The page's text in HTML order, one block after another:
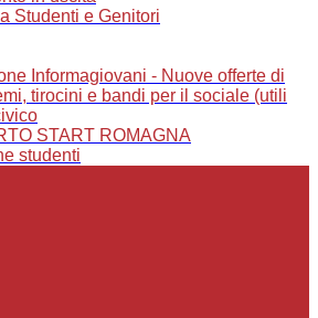
Studenti e Genitori
Informagiovani - Nuove offerte di
tirocini e bandi per il sociale (utili
START ROMAGNA
studenti